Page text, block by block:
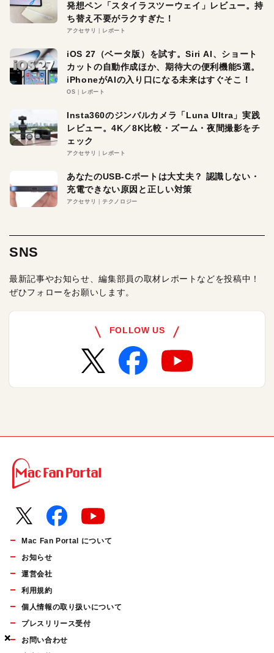
×
×
×
発想ペン「スタイラスツーウェイ」レビュー。持
ち替え不要がラクすぎた！
アクセサリ レポート
iOS 27（ベータ版）を試す。Siri AI、ショート
カットの自動作成ほか、期待大の便利機能5選。
iPhoneがAIの入り口になる未来はすぐそこ！
OS レポート
Insta360のジンバルカメラ「Luna Ultra」実践
レビュー。4K／8K比較・ズーム・夜間撮影をチ
ェック
アクセサリ レポート
あなたのUSB-Cポートは大丈夫？ 認識しない・
充電できない原因と正しい対策
アクセサリ テクノロジー
SNS
最新記事やお知らせ、編集部員の取材レポートなどを投稿中！
ぜひフォローをお願いします。
FOLLOW US
Mac Fan Portal について
お知らせ
運営会社
利用規約
個人情報の取り扱いについて
プレスリリース受付
お問い合わせ